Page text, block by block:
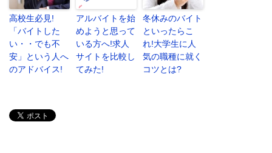
高校生必見!
「バイトした
い・・でも不
安」という人へ
のアドバイス!
アルバイトを始
めようと思って
いる方へ!求人
サイトを比較し
てみた!
冬休みのバイト
といったらこ
れ!大学生に人
気の職種に就く
コツとは?